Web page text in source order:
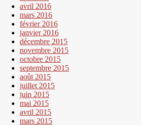
avril 2016
mars 2016
février 2016
janvier 2016
décembre 2015
novembre 2015
octobre 2015
septembre 2015
août 2015
juillet 2015
juin 2015
mai 2015
avril 2015
mars 2015